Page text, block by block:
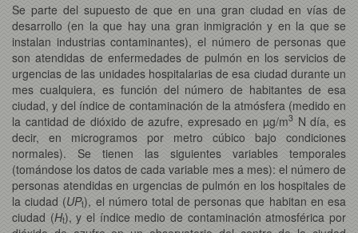
Se parte del supuesto de que en una gran ciudad en vías de
desarrollo (en la que hay una gran inmigración y en la que se
instalan industrias contaminantes), el número de personas que
son atendidas de enfermedades de pulmón en los servicios de
urgencias de las unidades hospitalarias de esa ciudad durante un
mes cualquiera, es función del número de habitantes de esa
ciudad, y del índice de contaminación de la atmósfera (medido en
la cantidad de dióxido de azufre, expresado en µg/m3 N día, es
decir, en microgramos por metro cúbico bajo condiciones
normales). Se tienen las siguientes variables temporales
(tomándose los datos de cada variable mes a mes): el número de
personas atendidas en urgencias de pulmón en los hospitales de
la ciudad (UPt), el número total de personas que habitan en esa
ciudad (Ht), y el índice medio de contaminación atmosférica por